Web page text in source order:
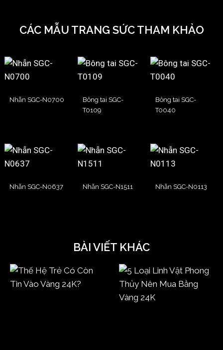
CÁC MẪU TRANG SỨC THAM KHẢO
Nhẫn SGC-N0700
Bông tai SGC-
T0109
Bông tai SGC-
T0040
Nhẫn SGC-N0637 Nhẫn SGC-N1511 Nhẫn SGC-N0113
BÀI VIẾT KHÁC